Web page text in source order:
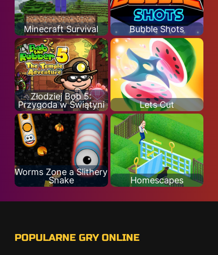
Minecraft Survival Bubble Shots
Złodziej Bob 5:
Przygoda w Świątyni
Lets Cut
Worms Zone a Slithery
Snake
Homescapes
POPULARNE GRY ONLINE